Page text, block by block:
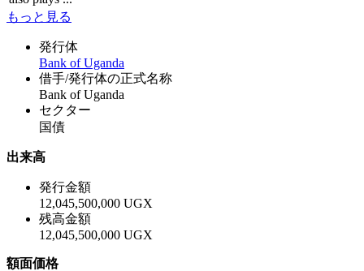
もっと見る
発行体
Bank of Uganda
借手/発行体の正式名称
Bank of Uganda
セクター
国債
出来高
発行金額
12,045,500,000 UGX
残高金額
12,045,500,000 UGX
額面価格